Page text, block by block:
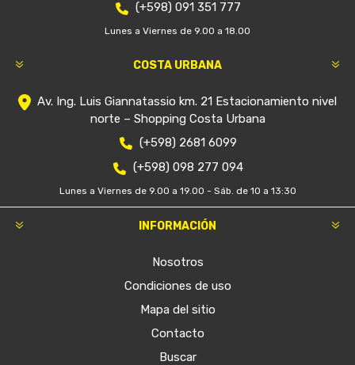
(+598) 091 351 777
Lunes a Viernes de 9.00 a 18.00
COSTA URBANA
Av. Ing. Luis Giannatassio km. 21 Estacionamiento nivel
norte – Shopping Costa Urbana
(+598) 2681 6099
(+598) 098 277 094
Lunes a Viernes de 9.00 a 19.00 - Sáb. de 10 a 13:30
INFORMACIÓN
Nosotros
Condiciones de uso
Mapa del sitio
Contacto
Buscar